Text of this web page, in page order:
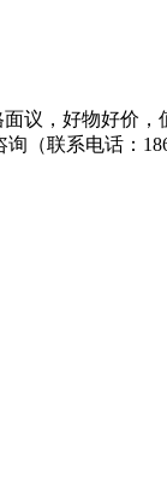
议，好物好价
联系电话：